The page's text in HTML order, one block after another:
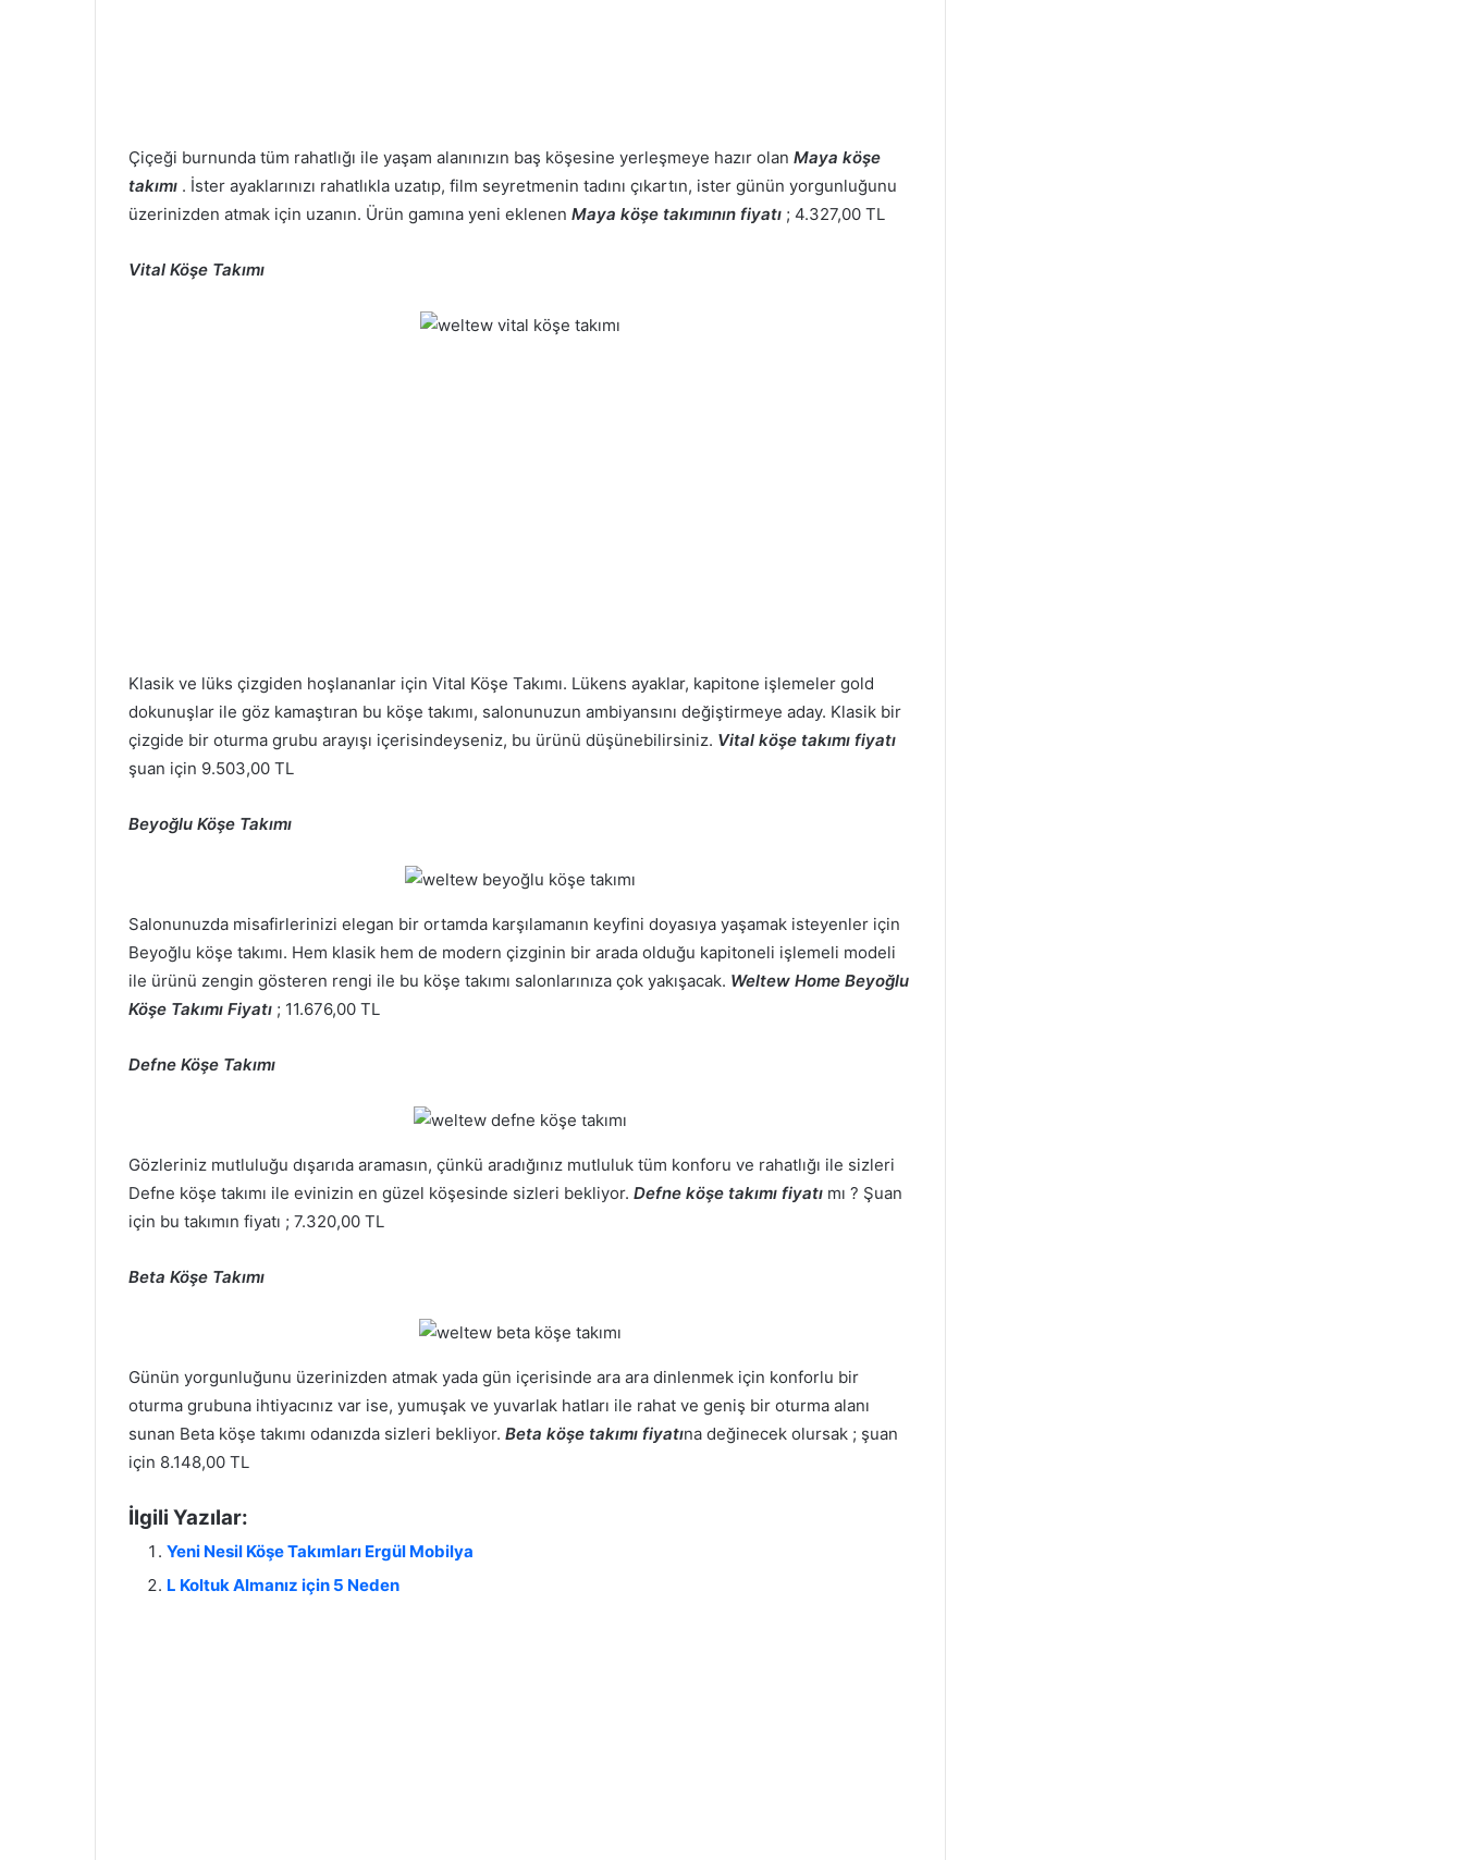
Çiçeği burnunda tüm rahatlığı ile yaşam alanınızın baş köşesine yerleşmeye hazır olan Maya köşe
takımı . İster ayaklarınızı rahatlıkla uzatıp, film seyretmenin tadını çıkartın, ister günün yorgunluğunu
üzerinizden atmak için uzanın. Ürün gamına yeni eklenen Maya köşe takımının fiyatı ; 4.327,00 TL
Vital Köşe Takımı
Klasik ve lüks çizgiden hoşlananlar için Vital Köşe Takımı. Lükens ayaklar, kapitone işlemeler gold
dokunuşlar ile göz kamaştıran bu köşe takımı, salonunuzun ambiyansını değiştirmeye aday. Klasik bir
çizgide bir oturma grubu arayışı içerisindeyseniz, bu ürünü düşünebilirsiniz. Vital köşe takımı fiyatı
şuan için 9.503,00 TL
Beyoğlu Köşe Takımı
Salonunuzda misafirlerinizi elegan bir ortamda karşılamanın keyfini doyasıya yaşamak isteyenler için
Beyoğlu köşe takımı. Hem klasik hem de modern çizginin bir arada olduğu kapitoneli işlemeli modeli
ile ürünü zengin gösteren rengi ile bu köşe takımı salonlarınıza çok yakışacak. Weltew Home Beyoğlu
Köşe Takımı Fiyatı ; 11.676,00 TL
Defne Köşe Takımı
Gözleriniz mutluluğu dışarıda aramasın, çünkü aradığınız mutluluk tüm konforu ve rahatlığı ile sizleri
Defne köşe takımı ile evinizin en güzel köşesinde sizleri bekliyor. Defne köşe takımı fiyatı mı ? Şuan
için bu takımın fiyatı ; 7.320,00 TL
Beta Köşe Takımı
Günün yorgunluğunu üzerinizden atmak yada gün içerisinde ara ara dinlenmek için konforlu bir
oturma grubuna ihtiyacınız var ise, yumuşak ve yuvarlak hatları ile rahat ve geniş bir oturma alanı
sunan Beta köşe takımı odanızda sizleri bekliyor. Beta köşe takımı fiyatına değinecek olursak ; şuan
için 8.148,00 TL
İlgili Yazılar:
Yeni Nesil Köşe Takımları Ergül Mobilya
L Koltuk Almanız için 5 Neden